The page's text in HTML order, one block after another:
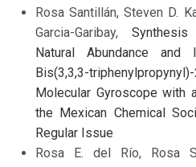
Rosa Santillán, Steven D.
Garcia-Garibay,
Natural Abundance and
Bis(3,3,3-
Molecular Gyroscope with
the Mexican Chemical
Regular Issue
Rosa E. del Río, Rosa